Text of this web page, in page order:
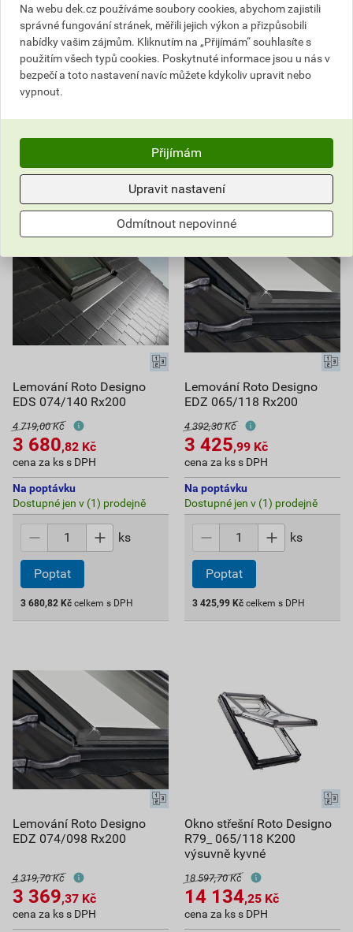
827,64 Kč
cena za ks s DPH
Na poptávku
Dostupné jen v (12) prodejnách
Poptat
827,64 Kč celkem s DPH
3 454,31Kč
cena za ks s DPH
Na poptávku
Dostupné jen v (9) prodejnách
Poptat
3 454,31 Kč celkem s DPH
Lemování Roto Designo
EDS 074/140 Rx200
4 719,00 Kč
3 680,82 Kč
cena za ks s DPH
Na poptávku
Dostupné jen v (1) prodejně
ks
Poptat
3 680,82 Kč celkem s DPH
Lemování Roto Designo
EDZ 065/118 Rx200
4 392,30 Kč
3 425,99 Kč
cena za ks s DPH
Na poptávku
Dostupné jen v (1) prodejně
ks
Poptat
3 425,99 Kč celkem s DPH
Lemování Roto Designo
EDZ 074/098 Rx200
4 319,70 Kč
3 369,37 Kč
cena za ks s DPH
Okno střešní Roto Designo
R79_ 065/118 K200
výsuvně kyvné
18 597,70 Kč
14 134,25 Kč
cena za ks s DPH
Na webu dek.cz používáme soubory cookies, abychom zajistili
správné fungování stránek, měřili jejich výkon a přizpůsobili
nabídky vašim zájmům. Kliknutím na „Přijímám“ souhlasíte s
použitím všech typů cookies. Poskytnuté informace jsou u nás v
bezpečí a toto nastavení navíc můžete kdykoliv upravit nebo
vypnout.
Přijímám
Upravit nastavení
Odmítnout nepovinné